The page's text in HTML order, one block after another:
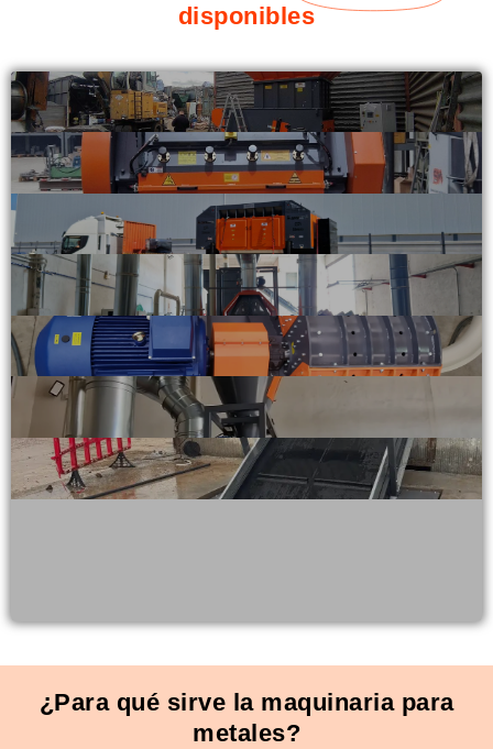
disponibles
¿Para qué sirve la maquinaria para
metales?